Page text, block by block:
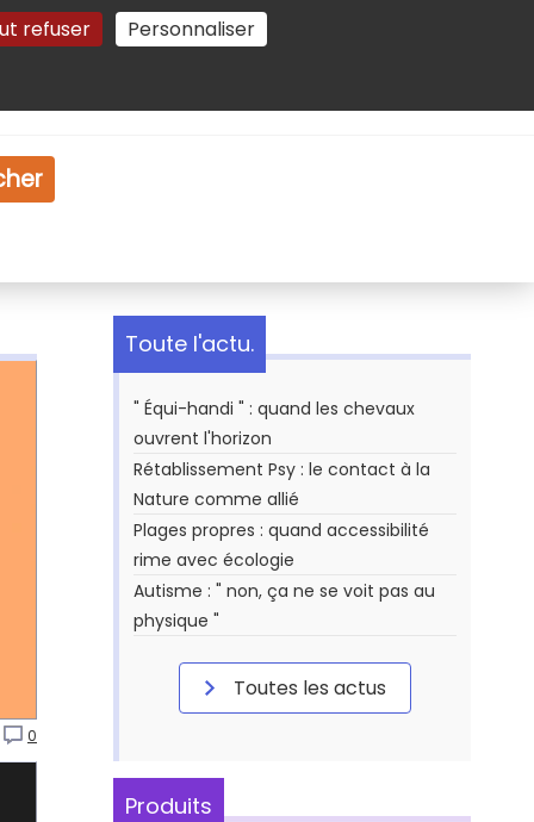
refuser Personnaliser
Gestion des cookies
0
Toute l'actu.
" Équi-handi " : quand les chevaux
ouvrent l'horizon
Rétablissement Psy : le contact à la
Nature comme allié
Plages propres : quand accessibilité
rime avec écologie
Autisme : " non, ça ne se voit pas au
physique "
Toutes les actus
Produits